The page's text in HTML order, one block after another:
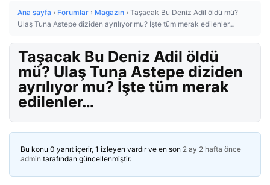
Ana sayfa › Forumlar › Magazin › Taşacak Bu Deniz Adil öldü mü?
Ulaş Tuna Astepe diziden ayrılıyor mu? İşte tüm merak edilenler…
Taşacak Bu Deniz Adil öldü
mü? Ulaş Tuna Astepe diziden
ayrılıyor mu? İşte tüm merak
edilenler…
Bu konu 0 yanıt içerir, 1 izleyen vardır ve en son 2 ay 2 hafta önce
admin tarafından güncellenmiştir.